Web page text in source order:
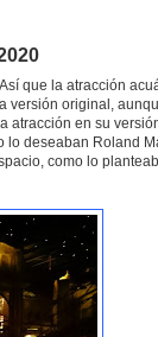
que la atracción
versión original,
atracción en su
deseaban Roland
como lo